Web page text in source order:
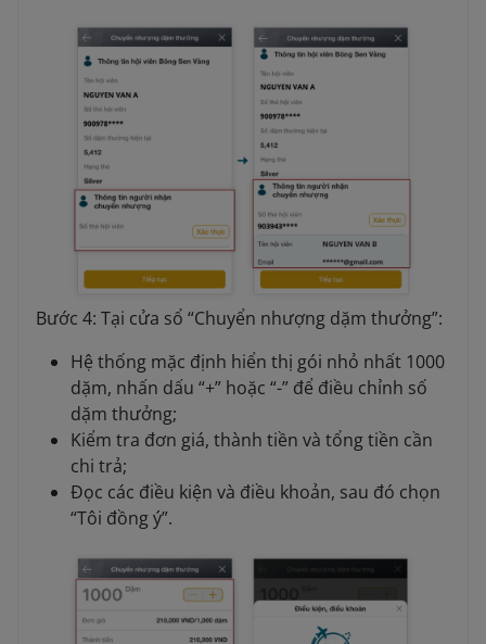
Bước 4: Tại cửa sổ “Chuyển nhượng dặm thưởng”:
Hệ thống mặc định hiển thị gói nhỏ nhất 1000
dặm, nhấn dấu “+” hoặc “-” để điều chỉnh số
dặm thưởng;
Kiểm tra đơn giá, thành tiền và tổng tiền cần
chi trả;
Đọc các điều kiện và điều khoản, sau đó chọn
“Tôi đồng ý”.